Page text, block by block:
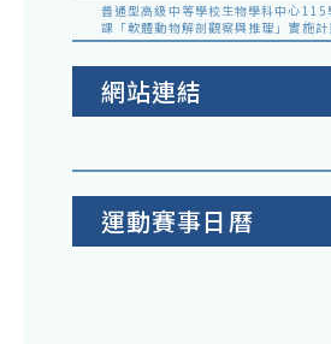
普通型高級中等學校生物學科中心115
課「軟體動物解剖觀察與推理」實施
網站連結
運動賽事日曆